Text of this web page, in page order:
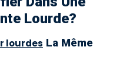
Lourde?
lourdes La Même